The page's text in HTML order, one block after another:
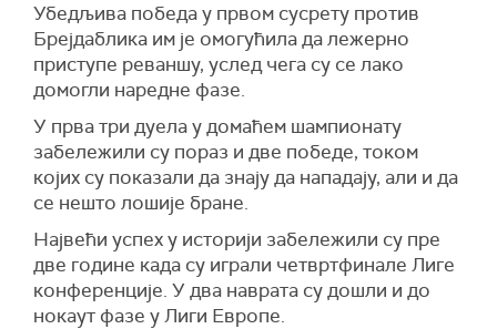
Убедљива победа у првом сусрету против
Брејдаблика им је омогућила да лежерно
приступе реваншу, услед чега су се лако
домогли наредне фазе.
У прва три дуела у домаћем шампионату
забележили су пораз и две победе, током
којих су показали да знају да нападају, али и да
се нешто лошије бране.
Највећи успех у историји забележили су пре
две године када су играли четвртфинале Лиге
конференције. У два наврата су дошли и до
нокаут фазе у Лиги Европе.